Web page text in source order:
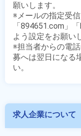
願いします。
※メールの指定受
「894651.com」
よう設定をお願い
※担当者からの電
募へは翌日になる
求人企業について